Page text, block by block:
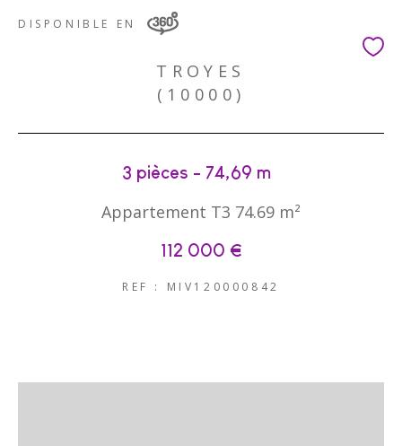
DISPONIBLE EN
TROYES
(10000)
3 pièces - 74,69 m²
Appartement T3 74.69 m²
112 000 €
REF : MIV120000842